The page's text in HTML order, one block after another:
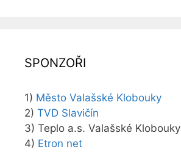
SPONZOŘI
1) Město Valašské Klobouky
2) TVD Slavičín
3) Teplo a.s. Valašské Klobouky
4) Etron net